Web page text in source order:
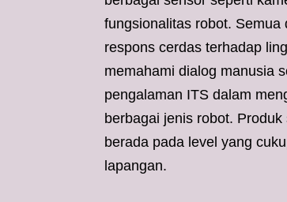
fungsionalitas robot. Semua
respons cerdas terhadap
memahami dialog manusia
pengalaman ITS dalam
berbagai jenis robot.
berada pada level yang
lapangan.